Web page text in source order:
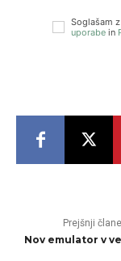
Soglašam
uporabe in
Prejšnji
Nov emulator v